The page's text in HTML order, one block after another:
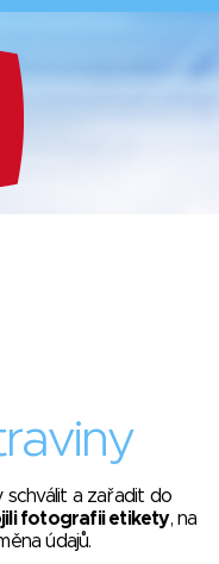
schválit a zařadit do
fotografii etikety, na
údajů.